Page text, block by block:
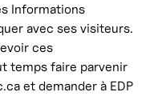
Informations
avec ses visiteurs.
ces
temps faire parvenir
et demander à EDP